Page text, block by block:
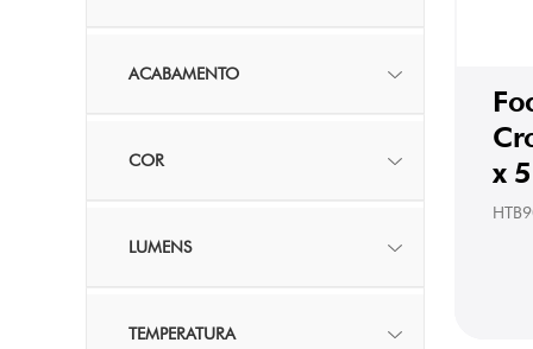
x
ACABAMENTO
COR
LUMENS
TEMPERATURA